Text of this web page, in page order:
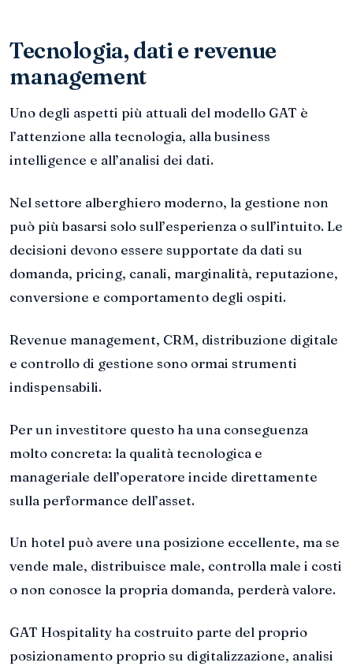
Tecnologia, dati e revenue
management
Uno degli aspetti più attuali del modello GAT è
l’attenzione alla tecnologia, alla business
intelligence e all’analisi dei dati.
Nel settore alberghiero moderno, la gestione non
può più basarsi solo sull’esperienza o sull’intuito. Le
decisioni devono essere supportate da dati su
domanda, pricing, canali, marginalità, reputazione,
conversione e comportamento degli ospiti.
Revenue management, CRM, distribuzione digitale
e controllo di gestione sono ormai strumenti
indispensabili.
Per un investitore questo ha una conseguenza
molto concreta: la qualità tecnologica e
manageriale dell’operatore incide direttamente
sulla performance dell’asset.
Un hotel può avere una posizione eccellente, ma se
vende male, distribuisce male, controlla male i costi
o non conosce la propria domanda, perderà valore.
GAT Hospitality ha costruito parte del proprio
posizionamento proprio su digitalizzazione, analisi